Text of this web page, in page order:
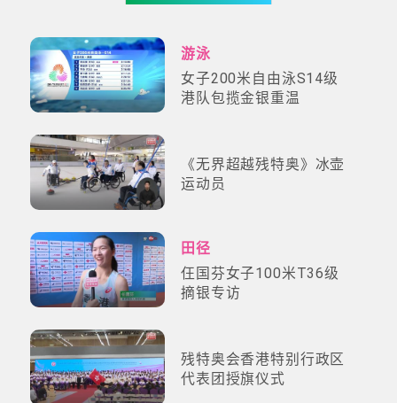
游泳
女子200米自由泳S14级
港队包揽金银重温
《无界超越残特奥》冰壶
运动员
田径
仼国芬女子100米T36级
摘银专访
残特奥会香港特别行政区
代表团授旗仪式